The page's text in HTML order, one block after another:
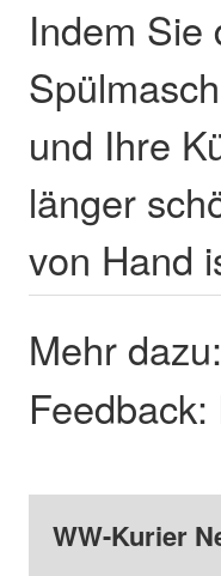
Indem Sie
und Ihre
länger
von Hand
Mehr
Feedback:
WW-Kurier